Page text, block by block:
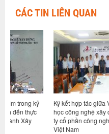
CÁC TIN LIÊN QUAN
Ký kết hợp tác giữa Viện Khoa
học công nghệ xây dựng và Công
ty cổ phần công nghệ an toàn